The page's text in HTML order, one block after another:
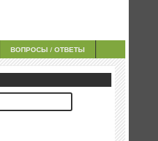
ВОПРОСЫ / ОТВЕТЫ